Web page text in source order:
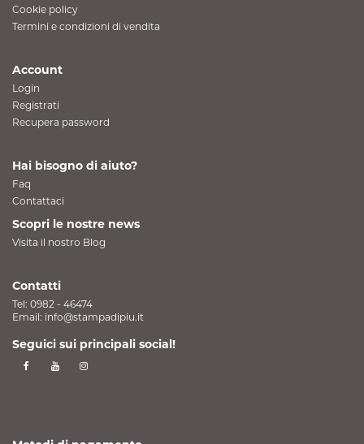
Cookie policy
Termini e condizioni di vendita
Account
Login
Registrati
Recupera password
Hai bisogno di aiuto?
Faq
Contattaci
Scopri le nostre news
Visita il nostro Blog
Contatti
Tel: 0982 - 46474
Email: info@stampadipiu.it
Seguici sui principali social!